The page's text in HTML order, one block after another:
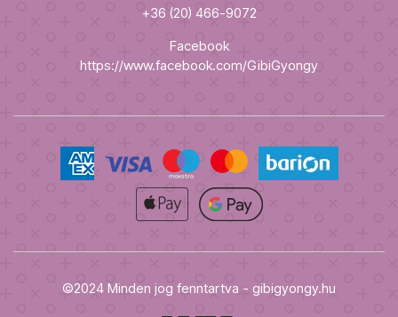
+36 (20) 466-9072
Facebook
https://www.facebook.com/GibiGyongy
©2024 Minden jog fenntartva - gibigyongy.hu